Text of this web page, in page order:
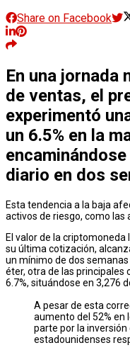
Share on Facebook
En una jornada
de ventas, el
experimentó
un 6.5% en la
diario en dos
Esta tendencia a la baja
activos de riesgo, como las
El valor de la criptomoneda
su última cotización,
un mínimo de dos
éter, otra de las principales
6.7%, situándose en 3,276
A pesar de esta
aumento del 52% en
parte por la
estadounidenses